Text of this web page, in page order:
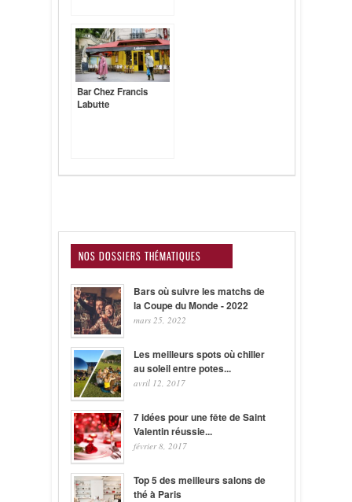
Bar Chez Francis
Labutte
NOS DOSSIERS THÉMATIQUES
Bars où suivre les matchs de
la Coupe du Monde - 2022
mars 25, 2022
Les meilleurs spots où chiller
au soleil entre potes...
avril 12, 2017
7 idées pour une fête de Saint
Valentin réussie...
février 8, 2017
Top 5 des meilleurs salons de
thé à Paris